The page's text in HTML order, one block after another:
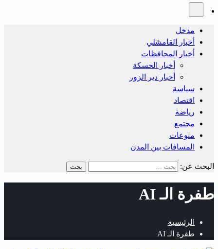
مدخل
أخبار القامشلي
أخبار المحافظات
أخبار الحسكة
أحبار دير الزور
سياسة
اقتصاد
رياضة
مجتمع
منوعات
المسافات بين المدن
البحث عن:
طفرة الـ AI
الرئيسية
طفرة الـ AI